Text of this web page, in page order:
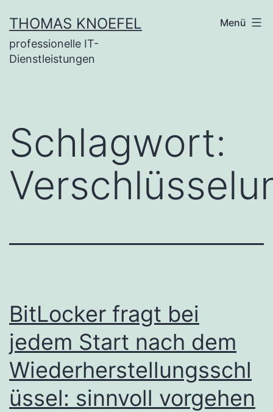
Inhalt
springen
THOMAS KNOEFEL
professionelle IT-
Dienstleistungen
Menü
Schlagwort:
BitLocker fragt bei
jedem Start nach dem
Wiederherstellungsschl
üssel: sinnvoll vorgehen